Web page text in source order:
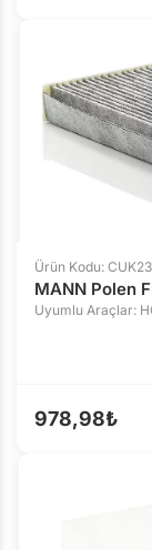
Ürün Kodu:
MANN Polen
Uyumlu Araçlar:
978,98₺